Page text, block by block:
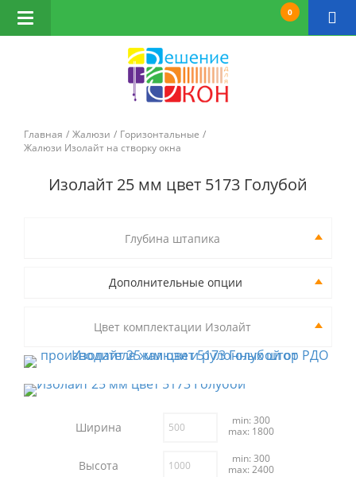
0
Открыть
навигацию
Главная Жалюзи
Горизонтальные
Жалюзи Изолайт на створку окна
Изолайт 25 мм цвет 5173 Голубой
Глубина штапика
Дополнительные опции
Цвет комплектации Изолайт
Ширина
min: 300
max: 1800
Высота
min: 300
max: 2400